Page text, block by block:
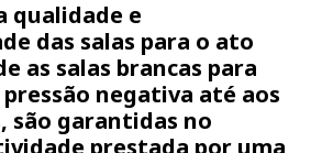
qualidade e
das salas para o ato
as salas brancas para
negativa até aos
são garantidas no
prestada por uma